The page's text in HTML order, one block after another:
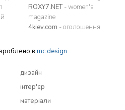
ROXY7.NET- women's
magazine
4kiev.com - оголошення
в mc design
дизайн
інтер'єр
матеріали